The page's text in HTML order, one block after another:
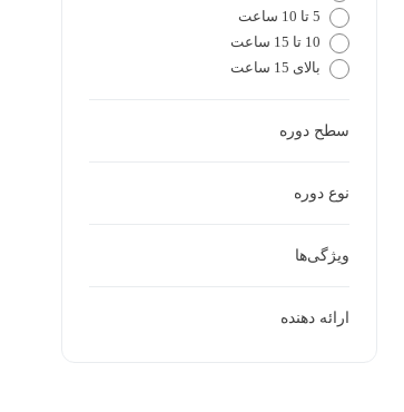
5 تا 10 ساعت
10 تا 15 ساعت
بالای 15 ساعت
سطح دوره
نوع دوره
ویژگی‌ها
ارائه دهنده